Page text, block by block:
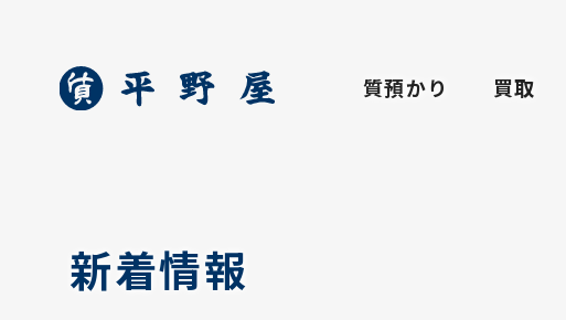
質預かり 買取
新着情報